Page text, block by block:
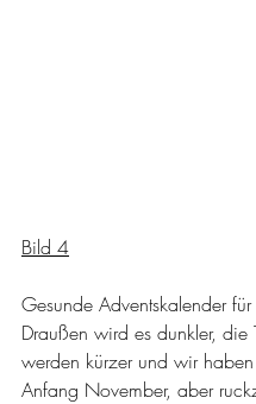
Bild 4
Gesunde Adventskalender
Draußen wird es dunkler, die
werden kürzer und wir
Anfang November, aber